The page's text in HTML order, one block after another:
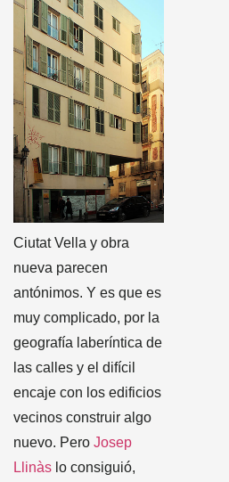
Ciutat Vella y obra
nueva parecen
antónimos. Y es que es
muy complicado, por la
geografía laberíntica de
las calles y el difícil
encaje con los edificios
vecinos construir algo
nuevo. Pero Josep
Llinàs lo consiguió,